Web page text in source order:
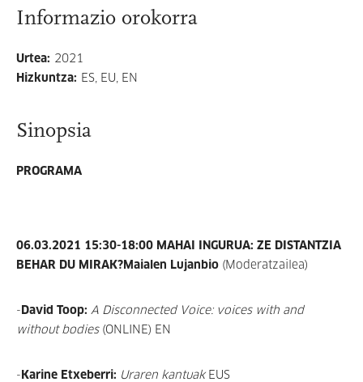
Informazio orokorra
Urtea: 2021
Hizkuntza: ES, EU, EN
Sinopsia
PROGRAMA
06.03.2021 15:30-18:00 MAHAI INGURUA: ZE DISTANTZIA
BEHAR DU MIRAK? Maialen Lujanbio (Moderatzailea)
- David Toop: A Disconnected Voice: voices with and
without bodies (ONLINE) EN
- Karine Etxeberri: Uraren kantuak EUS